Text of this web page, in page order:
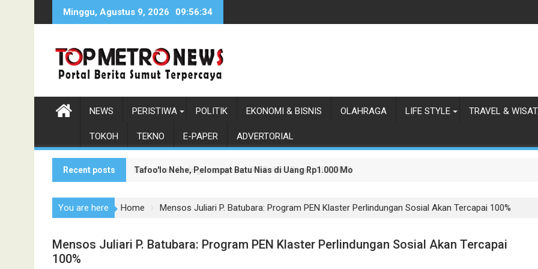
Minggu, Agustus 9, 2026 09:56:36
NEWS PERISTIWA POLITIK EKONOMI & BISNIS OLAHRAGA LIFE STYLE TRAVEL &
TOKOH TEKNO E-PAPER ADVERTORIAL
Recent posts Tafoo'lo Nehe, Pelompat Batu Nias di Uang Rp1.000 Mohon ke Prabowo Diundang Upacara HUT ke-81
Monumen Sisingamangaraja XII Belum Diperbaiki, HBB Ajak Orang Batak Menyikapi Ketidakperdulian
You are here Home Mensos Juliari P. Batubara: Program PEN Klaster Perlindungan Sosial Akan Tercapai 100%
Mensos Juliari P. Batubara: Program PEN Klaster Perlindungan Sosial Akan Tercapai
100%